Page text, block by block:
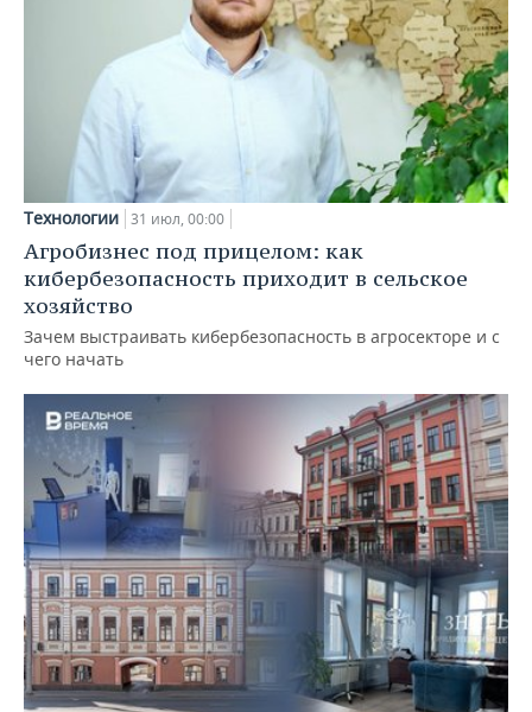
Технологии 31 июл, 00:00
Агробизнес под прицелом: как
кибербезопасность приходит в сельское
хозяйство
Зачем выстраивать кибербезопасность в агросекторе и с
чего начать